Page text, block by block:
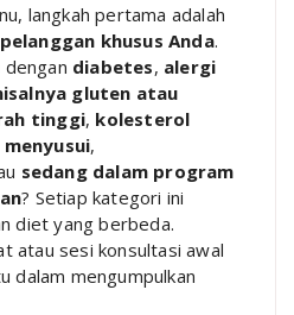
langkah pertama adalah
khusus Anda.
dengan diabetes, alergi
gluten atau
tinggi, kolesterol
,
sedang dalam program
? Setiap kategori ini
diet yang berbeda.
atau sesi konsultasi awal
dalam mengumpulkan